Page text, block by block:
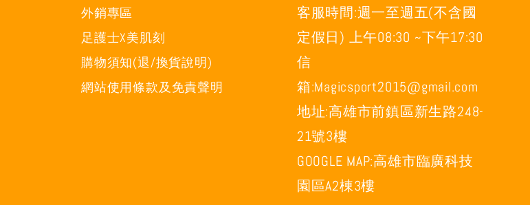
外銷專區
足護士X美肌刻
購物須知(退/換貨說明)
網站使用條款及免責聲明
客服時間:週一至週五(不含國
定假日) 上午08:30 ~下午17:30
信
箱:Magicsport2015@gmail.com
地址:高雄市前鎮區新生路248-
21號3樓
GOOGLE MAP:高雄市臨廣科技
園區A2棟3樓